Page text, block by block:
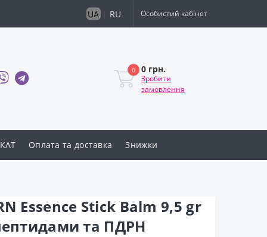
UA RU Особистий кабінет
0 0 грн.
Зробити
замовлення
Оплата та доставка Знижки
Essence Stick Balm 9,5 gr
та ПДРН